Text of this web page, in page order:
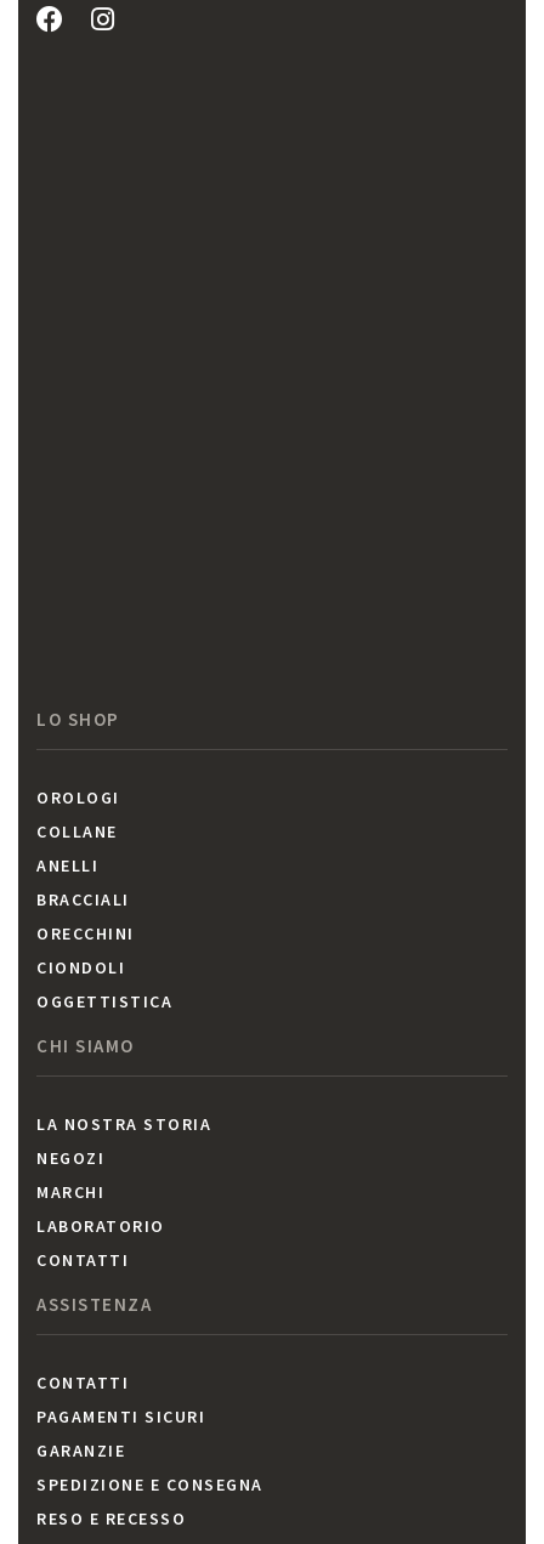
LO SHOP
OROLOGI
COLLANE
ANELLI
BRACCIALI
ORECCHINI
CIONDOLI
OGGETTISTICA
CHI SIAMO
LA NOSTRA STORIA
NEGOZI
MARCHI
LABORATORIO
CONTATTI
ASSISTENZA
CONTATTI
PAGAMENTI SICURI
GARANZIE
SPEDIZIONE E CONSEGNA
RESO E RECESSO